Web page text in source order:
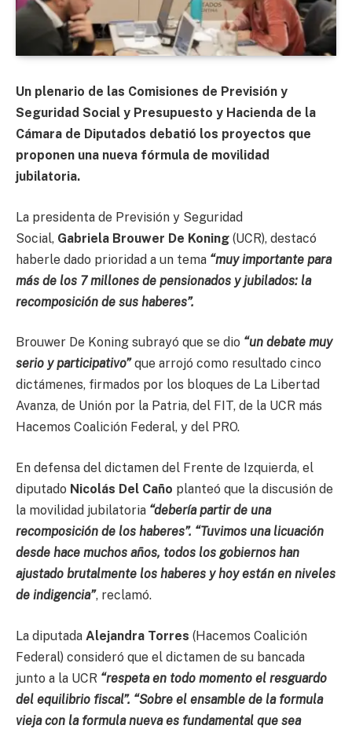
Un plenario de las Comisiones de Previsión y
Seguridad Social y Presupuesto y Hacienda de la
Cámara de Diputados debatió los proyectos que
proponen una nueva fórmula de movilidad
jubilatoria.
La presidenta de Previsión y Seguridad
Social, Gabriela Brouwer De Koning (UCR), destacó
haberle dado prioridad a un tema “muy importante para
más de los 7 millones de pensionados y jubilados: la
recomposición de sus haberes”.
Brouwer De Koning subrayó que se dio “un debate muy
serio y participativo”que arrojó como resultado cinco
dictámenes, firmados por los bloques de La Libertad
Avanza, de Unión por la Patria, del FIT, de la UCR más
Hacemos Coalición Federal, y del PRO.
En defensa del dictamen del Frente de Izquierda, el
diputado Nicolás Del Caño planteó que la discusión de
la movilidad jubilatoria “debería partir de una
recomposición de los haberes”. “Tuvimos una licuación
desde hace muchos años, todos los gobiernos han
ajustado brutalmente los haberes y hoy están en niveles
de indigencia”, reclamó.
La diputada Alejandra Torres (Hacemos Coalición
Federal) consideró que el dictamen de su bancada
junto a la UCR “respeta en todo momento el resguardo
del equilibrio fiscal”. “Sobre el ensamble de la formula
vieja con la formula nueva es fundamental que sea